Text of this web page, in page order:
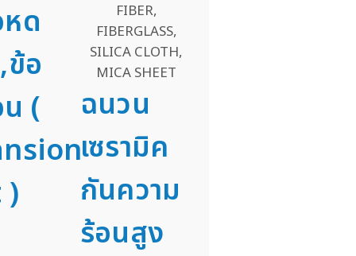
ด
อ
(
)
ฉนวน
เซรามิค
กันความ
ร้อนสูง